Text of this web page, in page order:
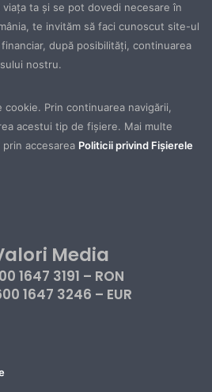
ta şi se pot dovedi necesare în
te invităm să faci cunoscut site-ul
după posibilităţi, continuarea
nostru.
Prin continuarea navigării,
acestui tip de fișiere. Mai multe
accesarea Politicii privind Fișierele
Media
1647 3191 – RON
1647 3246 – EUR